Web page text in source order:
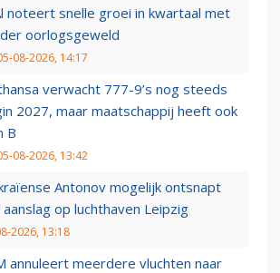
noteert snelle groei in kwartaal met
oorlogsgeweld
08-2026, 14:17
verwacht 777-9’s nog steeds
2027, maar maatschappij heeft ook
B
08-2026, 13:42
Antonov mogelijk ontsnapt
aanslag op luchthaven Leipzig
2026, 13:18
annuleert meerdere vluchten naar